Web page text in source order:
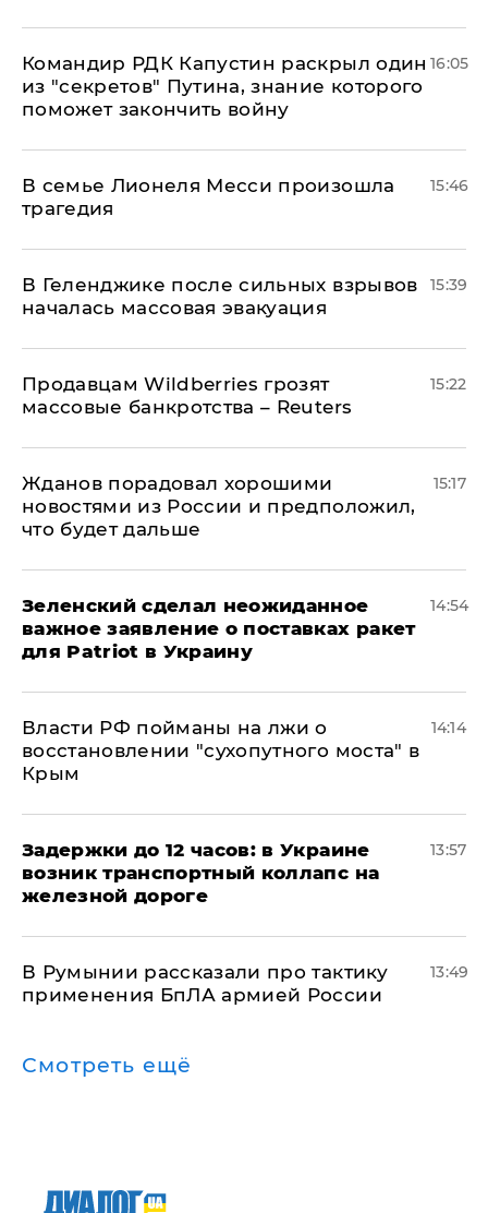
Командир РДК Капустин раскрыл один
из "секретов" Путина, знание которого
поможет закончить войну
16:05
В семье Лионеля Месси произошла
трагедия
15:46
В Геленджике после сильных взрывов
началась массовая эвакуация
15:39
Продавцам Wildberries грозят
массовые банкротства – Reuters
15:22
Жданов порадовал хорошими
новостями из России и предположил,
что будет дальше
15:17
Зеленский сделал неожиданное
важное заявление о поставках ракет
для Patriot в Украину
14:54
Власти РФ пойманы на лжи о
восстановлении "сухопутного моста" в
Крым
14:14
Задержки до 12 часов: в Украине
возник транспортный коллапс на
железной дороге
13:57
В Румынии рассказали про тактику
применения БпЛА армией России
13:49
Смотреть ещё